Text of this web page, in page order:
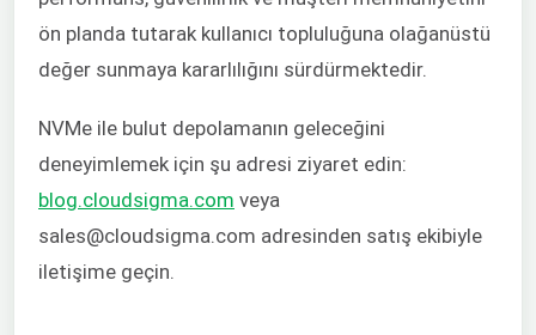
ön planda tutarak kullanıcı topluluğuna olağanüstü
değer sunmaya kararlılığını sürdürmektedir.
NVMe ile bulut depolamanın geleceğini
deneyimlemek için şu adresi ziyaret edin:
blog.cloudsigma.com veya
sales@cloudsigma.com adresinden satış ekibiyle
iletişime geçin.